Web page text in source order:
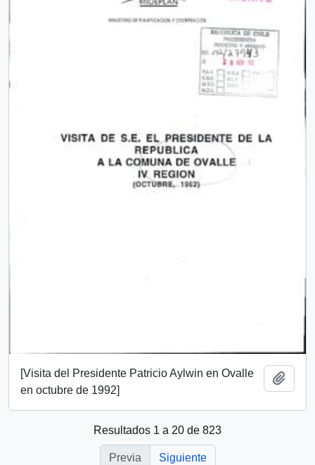
[Visita del Presidente Patricio Aylwin en Ovalle
en octubre de 1992]
Resultados 1 a 20 de 823
Previa Siguiente